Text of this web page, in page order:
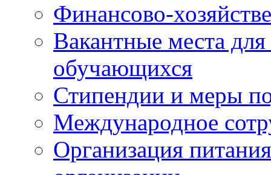
Финансово-
Вакантные места
обучающихся
Стипендии и меры
Международное
Организация